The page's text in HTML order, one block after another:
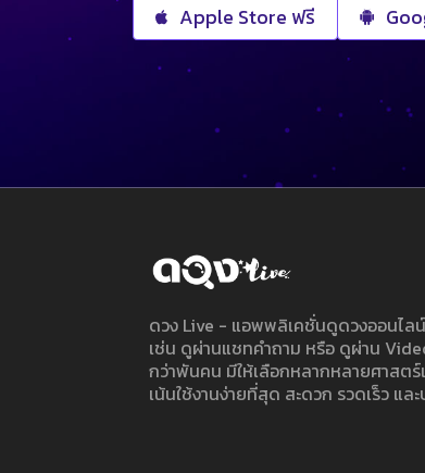
Apple Store ฟรี
ดวง Live - แอพพลิเคชั่นดูดวงออนไล
เช่น ดูผ่านแชทคำถาม หรือ ดูผ่าน
กว่าพันคน มีให้เลือกหลากหลายศาสต
เน้นใช้งานง่ายที่สุด สะดวก รวดเร็ว แล